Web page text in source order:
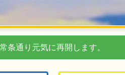
条通り元気に再開します。